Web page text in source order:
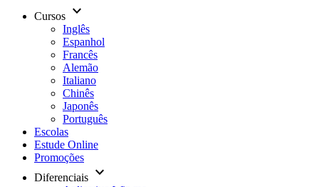
Cursos keyboard_arrow_down
Inglês
Espanhol
Francês
Alemão
Italiano
Chinês
Japonês
Português
Escolas
Estude Online
Promoções
Diferenciais keyboard_arrow_down